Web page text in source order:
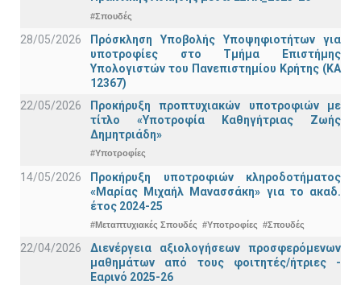
#Σπουδές
28/05/2026
Πρόσκληση Υποβολής Υποψηφιοτήτων για
υποτροφίες στο Τμήμα Επιστήμης
Υπολογιστών του Πανεπιστημίου Κρήτης (ΚΑ
12367)
22/05/2026
Προκήρυξη προπτυχιακών υποτροφιών με
τίτλο «Υποτροφία Καθηγήτριας Ζωής
Δημητριάδη»
#Υποτροφίες
14/05/2026
Προκήρυξη υποτροφιών κληροδοτήματος
«Μαρίας Μιχαήλ Μανασσάκη» για το ακαδ.
έτος 2024-25
#Μεταπτυχιακές Σπουδές #Υποτροφίες #Σπουδές
22/04/2026
Διενέργεια αξιολογήσεων προσφερόμενων
μαθημάτων από τους φοιτητές/ήτριες -
Εαρινό 2025-26